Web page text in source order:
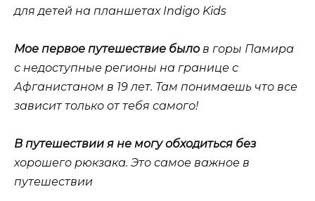
для детей на планшетах Indigo Kids
Мое первое путешествие былов горы Памира
с недоступные регионы на границе с
Афганистаном в 19 лет. Там понимаешь что все
зависит только от тебя самого!
В путешествии я не могу обходиться без
хорошего рюкзака. Это самое важное в
путешествии